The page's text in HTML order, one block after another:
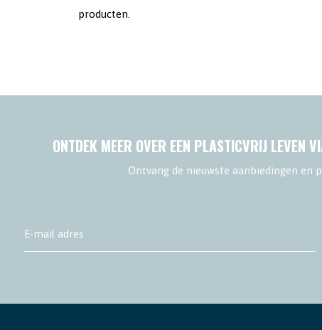
producten.
ONTDEK MEER OVER EEN PLASTICVRIJ LEVEN
Ontvang de nieuwste aanbiedingen en